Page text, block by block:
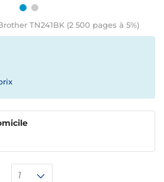
TN241BK (2 500 pages à 5%)
1